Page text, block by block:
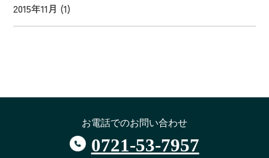
2015年11月 (1)
お電話でのお問い合わせ
0721-53-7957